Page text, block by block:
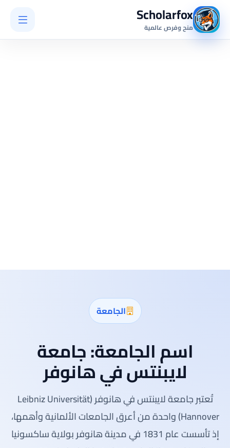
Scholarfox
منح وفرص عالمية
الجامعة
اسم الجامعة:جامعة
لايبنتس في هانوفر
تُعتبر جامعة لايبنتس في هانوفر (Leibniz Universität
Hannover) واحدة من أعرق الجامعات الألمانية وأهمها،
إذ تأسست عام 1831 في مدينة هانوفر بولاية ساكسونيا